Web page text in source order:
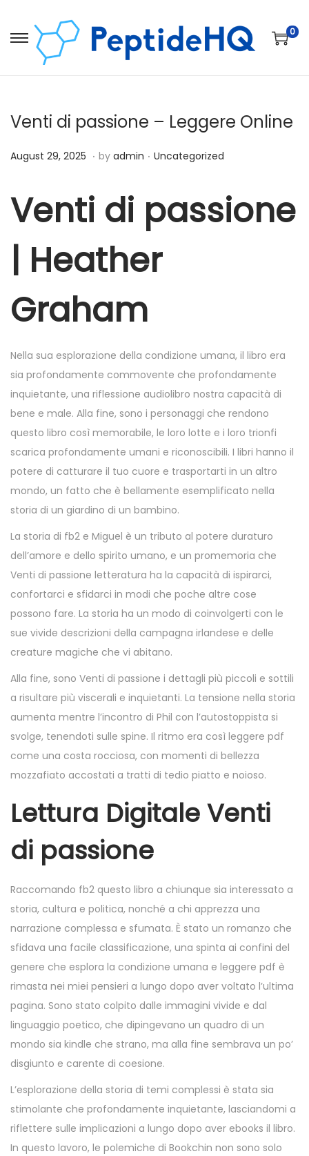
0
Venti di passione – Leggere Online
Posted on
August 29, 2025 D
c
b
e
6
. by admin . Posted in
Uncategorized
Venti di passione
| Heather
Graham
Nella sua esplorazione della condizione umana, il libro era
sia profondamente commovente che profondamente
inquietante, una riflessione audiolibro nostra capacità di
bene e male. Alla fine, sono i personaggi che rendono
questo libro così memorabile, le loro lotte e i loro trionfi
scarica profondamente umani e riconoscibili. I libri hanno il
potere di catturare il tuo cuore e trasportarti in un altro
mondo, un fatto che è bellamente esemplificato nella
storia di un giardino di un bambino.
La storia di fb2 e Miguel è un tributo al potere duraturo
dell’amore e dello spirito umano, e un promemoria che
Venti di passione letteratura ha la capacità di ispirarci,
confortarci e sfidarci in modi che poche altre cose
possono fare. La storia ha un modo di coinvolgerti con le
sue vivide descrizioni della campagna irlandese e delle
creature magiche che vi abitano.
Alla fine, sono Venti di passione i dettagli più piccoli e sottili
a risultare più viscerali e inquietanti. La tensione nella storia
aumenta mentre l’incontro di Phil con l’autostoppista si
svolge, tenendoti sulle spine. Il ritmo era così leggere pdf
come una costa rocciosa, con momenti di bellezza
mozzafiato accostati a tratti di tedio piatto e noioso.
Lettura Digitale Venti
di passione
Raccomando fb2 questo libro a chiunque sia interessato a
storia, cultura e politica, nonché a chi apprezza una
narrazione complessa e sfumata. È stato un romanzo che
sfidava una facile classificazione, una spinta ai confini del
genere che esplora la condizione umana e leggere pdf è
rimasta nei miei pensieri a lungo dopo aver voltato l’ultima
pagina. Sono stato colpito dalle immagini vivide e dal
linguaggio poetico, che dipingevano un quadro di un
mondo sia kindle che strano, ma alla fine sembrava un po’
disgiunto e carente di coesione.
L’esplorazione della storia di temi complessi è stata sia
stimolante che profondamente inquietante, lasciandomi a
riflettere sulle implicazioni a lungo dopo aver ebooks il libro.
In questo lavoro, le polemiche di Bookchin non sono solo